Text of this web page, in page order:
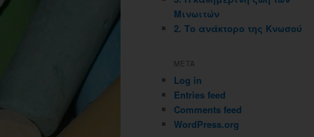
Μινωιτών
2. Το ανάκτορο της Κνωσού
META
Log in
Entries feed
Comments feed
WordPress.org